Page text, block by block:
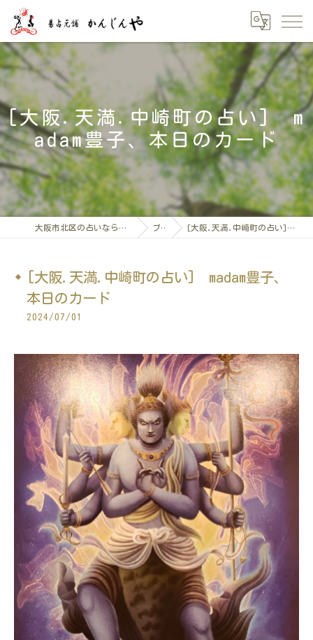
[大阪.天満.中崎町の占い] m
adam豊子、本日のカード
大阪市北区の占いなら「易占元舖かんじんや」 ブログ [大阪.天満.中崎町の占い] madam豊子、本日のカード
[大阪.天満.中崎町の占い] madam豊子、
本日のカード
2024/07/01